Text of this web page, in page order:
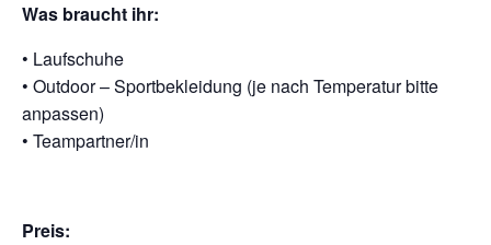
Was braucht ihr:
•⁠ ⁠Laufschuhe
•⁠ ⁠Outdoor – Sportbekleidung (je nach Temperatur bitte
anpassen)
•⁠ ⁠Teampartner/in
Preis: